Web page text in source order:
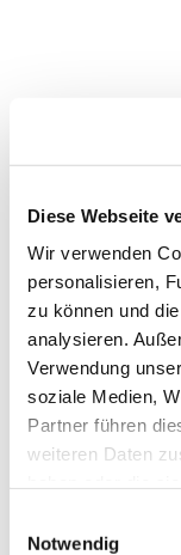
Diese Webseite
Wir verwenden
personalisieren,
zu können und
analysieren.
Verwendung
soziale Medien,
Partner führen
weiteren Daten
Notwendig